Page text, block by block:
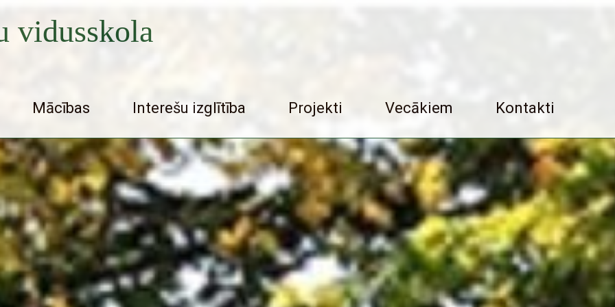
vidusskola
Mācības Interešu izglītība Projekti Vecākiem Kontakti